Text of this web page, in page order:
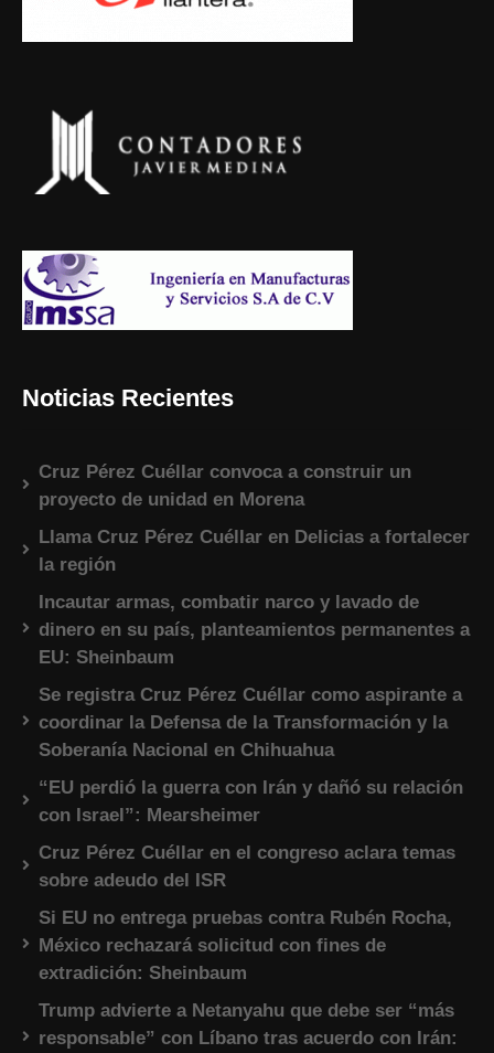
Noticias Recientes
Cruz Pérez Cuéllar convoca a construir un
proyecto de unidad en Morena
Llama Cruz Pérez Cuéllar en Delicias a fortalecer
la región
Incautar armas, combatir narco y lavado de
dinero en su país, planteamientos permanentes a
EU: Sheinbaum
Se registra Cruz Pérez Cuéllar como aspirante a
coordinar la Defensa de la Transformación y la
Soberanía Nacional en Chihuahua
“EU perdió la guerra con Irán y dañó su relación
con Israel”: Mearsheimer
Cruz Pérez Cuéllar en el congreso aclara temas
sobre adeudo del ISR
Si EU no entrega pruebas contra Rubén Rocha,
México rechazará solicitud con fines de
extradición: Sheinbaum
Trump advierte a Netanyahu que debe ser “más
responsable” con Líbano tras acuerdo con Irán: